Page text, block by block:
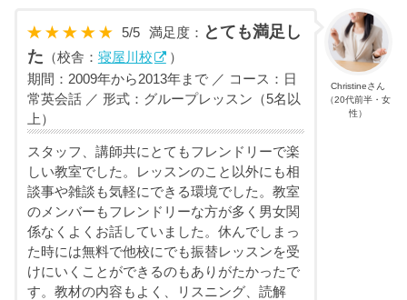
Christineさん
（20代前半・女
性）
5/5 満足度： とても満足し
た （校舎： 寝屋川校
）
期間：2009年から2013年まで ／ コース：日
常英会話 ／ 形式：グループレッスン（5名以
上）
スタッフ、講師共にとてもフレンドリーで楽
しい教室でした。レッスンのこと以外にも相
談事や雑談も気軽にできる環境でした。教室
のメンバーもフレンドリーな方が多く男女関
係なくよくお話していました。休んでしまっ
た時には無料で他校にでも振替レッスンを受
けにいくことができるのもありがたかったで
す。教材の内容もよく、リスニング、読解